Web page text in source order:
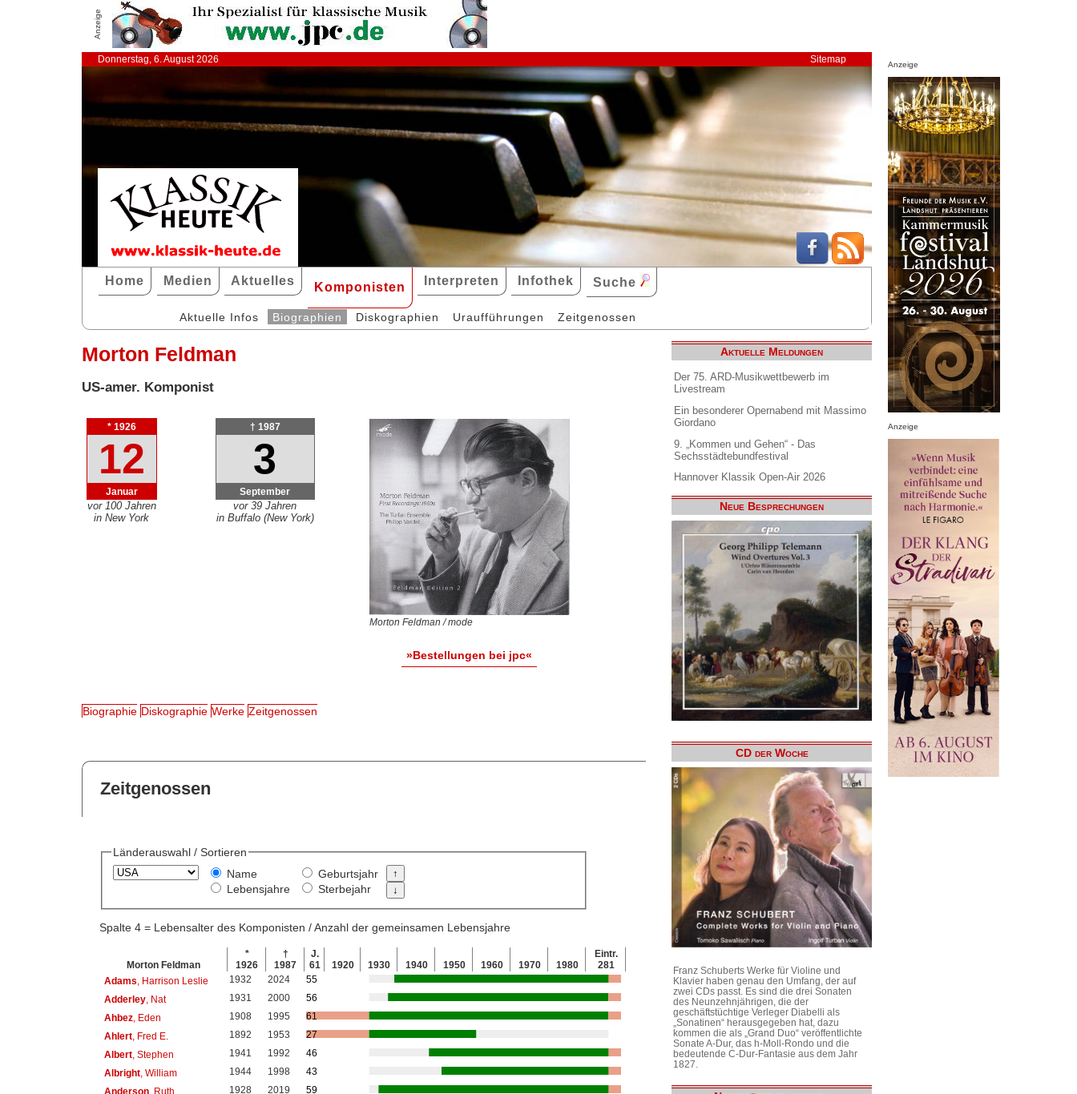
Anzeige
Donnerstag, 6. August 2026 Sitemap
Home Medien Aktuelles Komponisten Interpreten Infothek Suche
Aktuelle Infos Biographien Diskographien Uraufführungen Zeitgenossen
Morton Feldman
US-amer. Komponist
* 1926
12
Januar
vor 100 Jahren
in New York
† 1987
3
September
vor 39 Jahren
in Buffalo (New York)
Morton Feldman / mode
»Bestellungen bei jpc«
Biographie Diskographie Werke Zeitgenossen
Zeitgenossen
Länderauswahl / Sortieren
Name
Lebensjahre
Geburtsjahr
Sterbejahr
Spalte 4 = Lebensalter des Komponisten / Anzahl der gemeinsamen Lebensjahre
Morton Feldman
*
1926
†
1987
J.
61
1920 1930 1940 1950 1960 1970 1980
Eintr.
281
Adams, Harrison Leslie 1932 2024
55
Adderley, Nat 1931 2000
56
Ahbez, Eden 1908 1995
61
Ahlert, Fred E. 1892 1953
27
Albert, Stephen 1941 1992
46
Albright, William 1944 1998
43
1928 2019
59
Aktuelle Meldungen
Der 75. ARD-Musikwettbewerb im
Livestream
Ein besonderer Opernabend mit Massimo
Giordano
9. „Kommen und Gehen“ - Das
Sechsstädtebundfestival
Hannover Klassik Open-Air 2026
Neue Besprechungen
CD der Woche
Franz Schuberts Werke für Violine und
Klavier haben genau den Umfang, der auf
zwei CDs passt. Es sind die drei Sonaten
des Neunzehnjährigen, die der
geschäftstüchtige Verleger Diabelli als
„Sonatinen“ herausgegeben hat, dazu
kommen die als „Grand Duo“ veröffentlichte
Sonate A-Dur, das h-Moll-Rondo und die
bedeutende C-Dur-Fantasie aus dem Jahr
1827.
Anzeige
Anzeige